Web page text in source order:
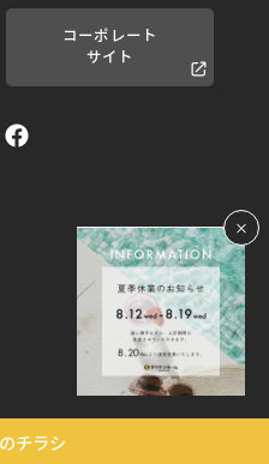
コーポレート
サイト
チラシ